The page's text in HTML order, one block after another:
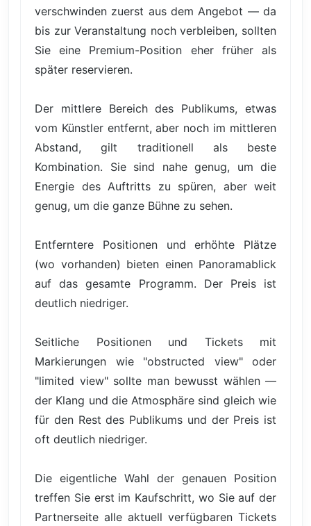
verschwinden zuerst aus dem Angebot — da
bis zur Veranstaltung noch verbleiben, sollten
Sie eine Premium-Position eher früher als
später reservieren.
Der mittlere Bereich des Publikums, etwas
vom Künstler entfernt, aber noch im mittleren
Abstand, gilt traditionell als beste
Kombination. Sie sind nahe genug, um die
Energie des Auftritts zu spüren, aber weit
genug, um die ganze Bühne zu sehen.
Entferntere Positionen und erhöhte Plätze
(wo vorhanden) bieten einen Panoramablick
auf das gesamte Programm. Der Preis ist
deutlich niedriger.
Seitliche Positionen und Tickets mit
Markierungen wie "obstructed view" oder
"limited view" sollte man bewusst wählen —
der Klang und die Atmosphäre sind gleich wie
für den Rest des Publikums und der Preis ist
oft deutlich niedriger.
Die eigentliche Wahl der genauen Position
treffen Sie erst im Kaufschritt, wo Sie auf der
Partnerseite alle aktuell verfügbaren Tickets